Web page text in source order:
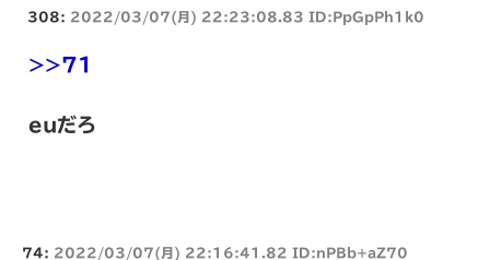
308: 2022/03/07(月) 22:23:08.83 ID:PpGpPh1k0
>>71
euだろ
74: 2022/03/07(月) 22:16:41.82 ID:nPBb+aZ70